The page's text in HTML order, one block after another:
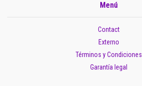
Menú
Contact
Externo
Términos y Condiciones
Garantía legal